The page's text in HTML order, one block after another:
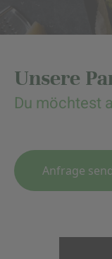
Unsere
Du möchtest
Anfrage